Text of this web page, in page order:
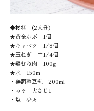
◆材料 (2人分)
★黄金かぶ 1個
★キャベツ 1/8個
★玉ねぎ 中1/4個
★鶏むね肉 100g
★水 150m
・無調整豆乳 200ml
・みそ 大さじ1
・塩 少々